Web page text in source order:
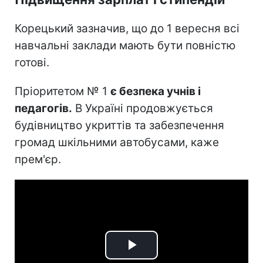
Корецький зазначив, що до 1 вересня всі
навчальні заклади мають бути повністю
готові.
Пріоритетом № 1 є безпека учнів і
педагогів. В Україні продовжується
будівництво укриттів та забезпечення
громад шкільними автобусами, каже
прем'єр.
Play